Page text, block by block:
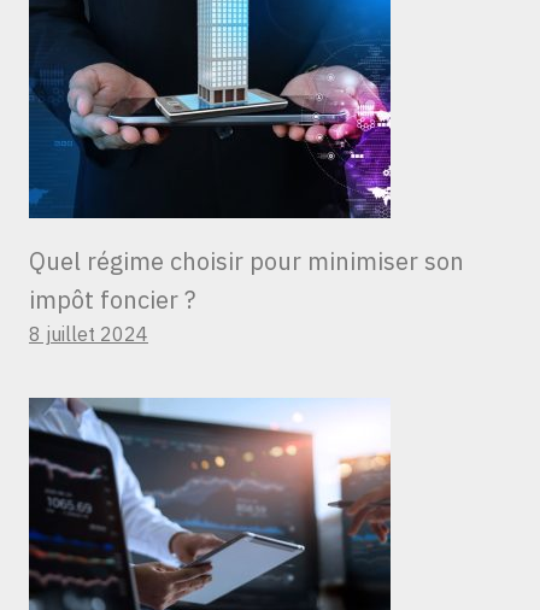
Quel régime choisir pour minimiser son
impôt foncier ?
8 juillet 2024